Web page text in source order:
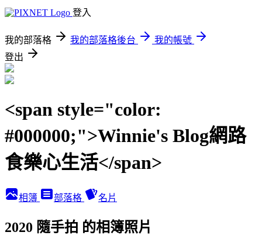
登入
我的部落格 我的部落格後台
我的帳號
登出
<span style="color:
#000000;">Winnie's Blog網路
食樂心生活</span>
相簿 部落格 名片
2020 隨手拍 的相簿照片